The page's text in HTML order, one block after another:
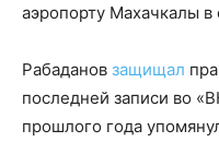
аэропорту Махачкалы в
Рабаданов защищал
последней записи во
прошлого года